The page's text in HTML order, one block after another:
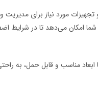
مورد نیاز برای مدیریت
امکان می‌دهد تا در شرایط
مناسب و قابل حمل، به